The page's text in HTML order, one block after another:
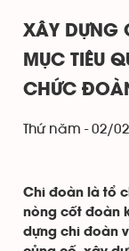
XÂY DỰNG
MỤC TIÊU
CHỨC
Thứ năm - 02/
Chi đoàn là tổ
nòng cốt đoàn
dựng chi đoàn